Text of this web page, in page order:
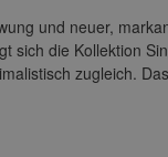
und neuer,
sich die Kollektion
zugleich.